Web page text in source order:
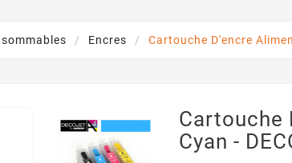
Encres Cartouche D'encre
Cartouche
Cyan -